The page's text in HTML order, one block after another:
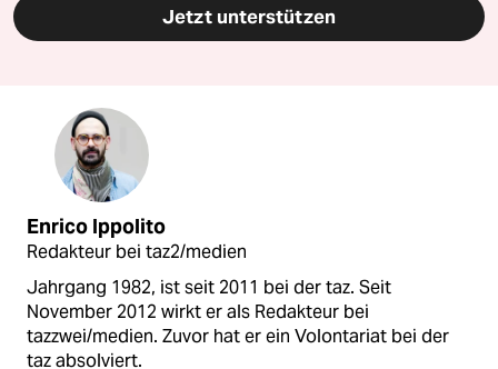
Jetzt unterstützen
Enrico Ippolito
Redakteur bei taz2/medien
Jahrgang 1982, ist seit 2011 bei der taz. Seit
November 2012 wirkt er als Redakteur bei
tazzwei/medien. Zuvor hat er ein Volontariat bei der
taz absolviert.